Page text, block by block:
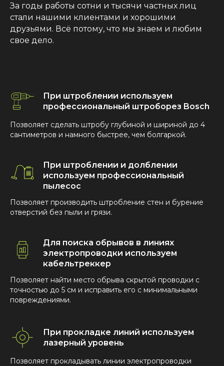
За годы работы сотни и тысячи частных лиц
стали нашими клиентами и хорошими
друзьями. Всё потому, что мы знаем и любим
свое дело.
При штроблении используем
профессиональный штроборез Bosch
Позволяет сделать штробу глубиной и шириной до 4
сантиметров и намного быстрее, чем болгаркой.
При штроблении и долблении
используем профессиональный
пылесос
Позволяет производить штробление стен и бурение
отверстий без пыли и грязи.
Для поиска обрывов в линиях
электропроводки используем
кабельтреккер
Позволяет найти место обрыва скрытой проводки с
точностью до 5 см и исправить его с минимальными
повреждениями.
При прокладке линий используем
лазерный уровень
Позволяет прокладывать линии электропроводки